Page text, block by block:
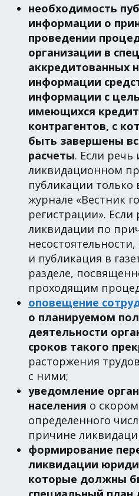
необходимость
информации о
проведении
организации в
аккредитованных
информации
информации с
имеющихся
контрагентов, с
быть завершены
расчеты. Если речь
ликвидационном
публикации только
журнале «Вестник
регистрации». Если
ликвидации по
и публикация в
разделе,
проходящим
оповещение
о планируемом
деятельности
сроков такого
расторжения
с ними;
уведомление
населения о
определенного
причине
формирование
ликвидации
которые должны